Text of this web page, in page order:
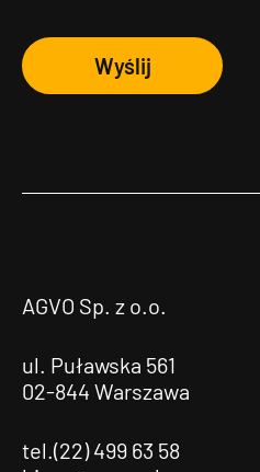
Wyślij
AGVO Sp. z o.o.
ul. Puławska 561
02-844 Warszawa
tel.(22) 499 63 58